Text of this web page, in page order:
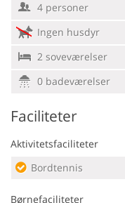
4 personer
Ingen husdyr
2 soveværelser
0 badeværelser
Faciliteter
Aktivitetsfaciliteter
Bordtennis
Børnefaciliteter